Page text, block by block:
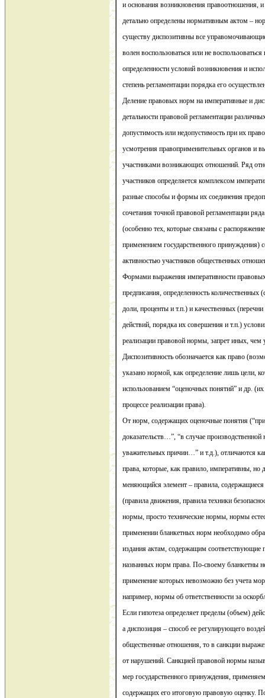
и основания возникновения правоотношения,
детально определены нормативным актом –
существу диспозитивны все
волен воспользоваться или не
определенности условий возникновения и
степень регламентации порядка его
Деление правовых норм на императивные и
детальности правовой регламентации
допустимость или недопустимость при их
усмотрения правоприменительных органов и
участниками возникающих отношений. Ряд
участников определяется комплексом
разные способы и формы их соединения
сочетания точной правовой регламентации
(особенно тех, которые связаны с
применением государственного принуждения)
активностью участников общественных
Формами выражения императивности
предписания, определенность количественных
доли, проценты и т.п.) и качественных
действий, порядка их совершения и т.п.)
реализации правовой нормы, запрет иных, чем
Диспозитивность обозначается как право
указано нормой, как определение лишь цели,
использованием “оценочных понятий” и др.
процессе реализации права).
От норм, содержащих оценочные понятия
доказательств…”, “в случае
уважительных причин…” и т.д.), отличаются
права, которые, как правило, императивны, но
меняющийся элемент – правила,
(правила движения, правила техники
нормы, просто технические нормы, нормы
применении бланкетных норм необходимо
издания актам, содержащим
названных норм права. По-своему бланкетны
применение которых невозможно без учета
например, нормы об ответственности за
Если гипотеза определяет пределы (объем)
а диспозиция – способ ее регулирующего
общественные отношения, то в санкции
от нарушений. Санкцией правовой нормы
мер государственного принуждения,
содержащих его итоговую правовую оценку.